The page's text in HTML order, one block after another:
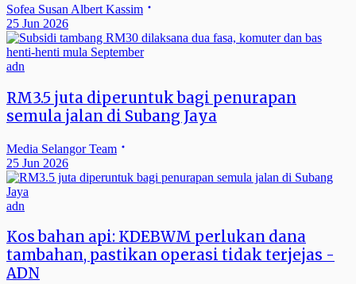
Sofea Susan Albert Kassim
25 Jun 2026
adn
RM3.5 juta diperuntuk bagi penurapan
semula jalan di Subang Jaya
Media Selangor Team
25 Jun 2026
adn
Kos bahan api: KDEBWM perlukan dana
tambahan, pastikan operasi tidak terjejas -
ADN